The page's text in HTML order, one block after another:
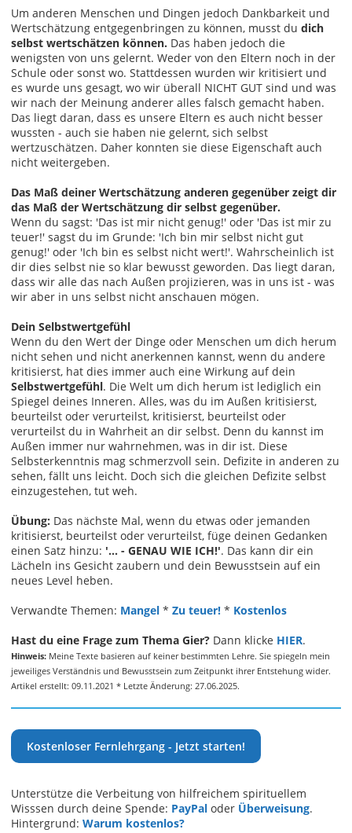
Um anderen Menschen und Dingen jedoch Dankbarkeit und
Wertschätzung entgegenbringen zu können, musst du dich
selbst wertschätzen können. Das haben jedoch die
wenigsten von uns gelernt. Weder von den Eltern noch in der
Schule oder sonst wo. Stattdessen wurden wir kritisiert und
es wurde uns gesagt, wo wir überall NICHT GUT sind und was
wir nach der Meinung anderer alles falsch gemacht haben.
Das liegt daran, dass es unsere Eltern es auch nicht besser
wussten - auch sie haben nie gelernt, sich selbst
wertzuschätzen. Daher konnten sie diese Eigenschaft auch
nicht weitergeben.
Das Maß deiner Wertschätzung anderen gegenüber zeigt dir
das Maß der Wertschätzung dir selbst gegenüber.
Wenn du sagst: 'Das ist mir nicht genug!' oder 'Das ist mir zu
teuer!' sagst du im Grunde: 'Ich bin mir selbst nicht gut
genug!' oder 'Ich bin es selbst nicht wert!'. Wahrscheinlich ist
dir dies selbst nie so klar bewusst geworden. Das liegt daran,
dass wir alle das nach Außen projizieren, was in uns ist - was
wir aber in uns selbst nicht anschauen mögen.
Dein Selbstwertgefühl
Wenn du den Wert der Dinge oder Menschen um dich herum
nicht sehen und nicht anerkennen kannst, wenn du andere
kritisierst, hat dies immer auch eine Wirkung auf dein
Selbstwertgefühl. Die Welt um dich herum ist lediglich ein
Spiegel deines Inneren. Alles, was du im Außen kritisierst,
beurteilst oder verurteilst, kritisierst, beurteilst oder
verurteilst du in Wahrheit an dir selbst. Denn du kannst im
Außen immer nur wahrnehmen, was in dir ist. Diese
Selbsterkenntnis mag schmerzvoll sein. Defizite in anderen zu
sehen, fällt uns leicht. Doch sich die gleichen Defizite selbst
einzugestehen, tut weh.
Übung: Das nächste Mal, wenn du etwas oder jemanden
kritisierst, beurteilst oder verurteilst, füge deinen Gedanken
einen Satz hinzu: '... - GENAU WIE ICH!'. Das kann dir ein
Lächeln ins Gesicht zaubern und dein Bewusstsein auf ein
neues Level heben.
Verwandte Themen: Mangel * Zu teuer! * Kostenlos
Hast du eine Frage zum Thema Gier? Dann klicke HIER.
Hinweis: Meine Texte basieren auf keiner bestimmten Lehre. Sie spiegeln mein
jeweiliges Verständnis und Bewusstsein zum Zeitpunkt ihrer Entstehung wider.
Artikel erstellt: 09.11.2021 * Letzte Änderung: 27.06.2025.
Kostenloser Fernlehrgang - Jetzt starten!
Unterstütze die Verbeitung von hilfreichem spirituellem
Wisssen durch deine Spende: PayPal oder Überweisung.
Hintergrund: Warum kostenlos?